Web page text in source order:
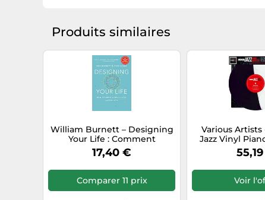
Produits similaires
William Burnett – Designing
Your Life : Comment
construire une vie épanouie
et joyeuse
17,40 €
Comparer 11 prix
Various
Jazz Vinyl
Limited Color
Classic Jazz
Featuring Dave
Evans,
Oscar
Voir